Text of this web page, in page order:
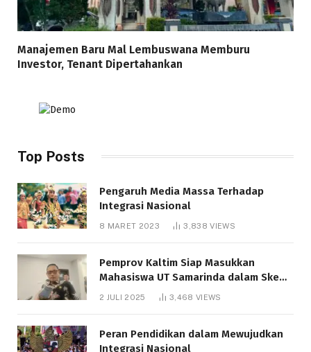
Manajemen Baru Mal Lembuswana Memburu
Investor, Tenant Dipertahankan
Top Posts
Pengaruh Media Massa Terhadap
Integrasi Nasional
8 MARET 2023 3,838VIEWS
Pemprov Kaltim Siap Masukkan
Mahasiswa UT Samarinda dalam Skema
Bantuan Pendidikan Gratispol
2 JULI 2025 3,468 VIEWS
Peran Pendidikan dalam Mewujudkan
Integrasi Nasional